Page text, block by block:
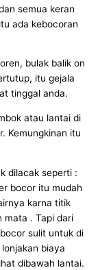
semua keran
ada kebocoran
bulak balik on
itu gejala
tinggal anda.
atau lantai di
Kemungkinan itu
dilacak seperti :
bocor itu mudah
karna titik
mata . Tapi dari
sulit untuk di
biaya
dibawah lantai.